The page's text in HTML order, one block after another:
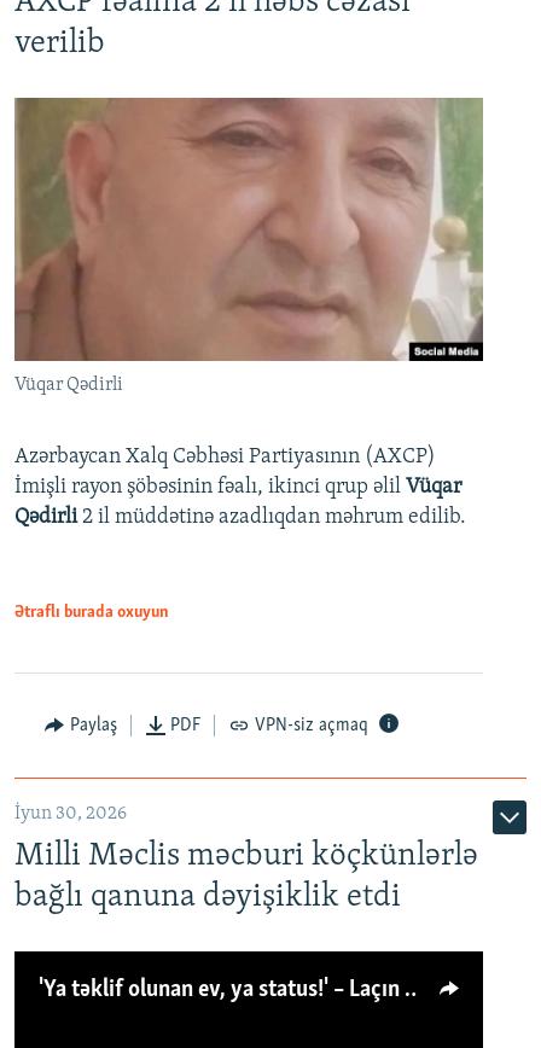
verilib
Vüqar Qədirli
Azərbaycan Xalq Cəbhəsi Partiyasının (AXCP)
İmişli rayon şöbəsinin fəalı, ikinci qrup əlil Vüqar
Qədirli2 il müddətinə azadlıqdan məhrum edilib.
Ətraflı burada oxuyun
Paylaş PDF VPN-siz açmaq
İyun 30, 2026
Milli Məclis məcburi köçkünlərlə
bağlı qanuna dəyişiklik etdi
'Ya təklif olunan ev, ya status!' – Laçın köçkünü: 'Laçından başqa heç hara!'